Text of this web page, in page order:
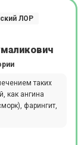
ЛОР
таких
как ангина
фарингит,